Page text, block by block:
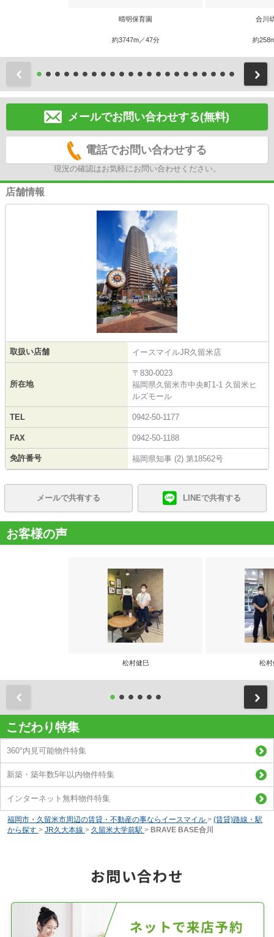
晴明保育園
約3747m／47分
合川
約
前
メールでお問い合わせする(無料)
電話でお問い合わせする
現況の確認はお気軽にお問い合わせください。
店舗情報
取扱い店舗 イースマイルJR久留米店
所在地
〒830-0023
福岡県久留米市中央町1-1 久留米ヒ
ルズモール
TEL 0942-50-1177
FAX 0942-50-1188
免許番号 福岡県知事 (2) 第18562号
メールで共有する LINEで共有する
お客様の声
松村健巳 松村
こだわり特集
360°内見可能物件特集
新築・築年数5年以内物件特集
インターネット無料物件特集
福岡市・久留米市周辺の賃貸・不動産の事ならイースマイル > (賃貸)路線・駅
から探す > JR久大本線 > 久留米大学前駅 > BRAVE BASE合川
お問い合わせ
ネットで来店予約